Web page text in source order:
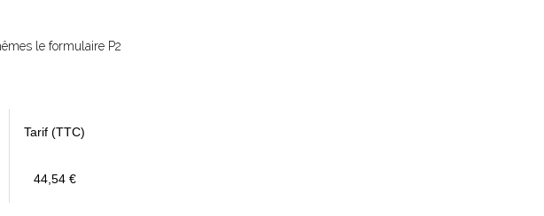
le formulaire P2
Tarif (TTC)
44,54 €